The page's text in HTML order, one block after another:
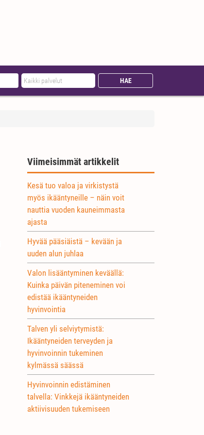
Viimeisimmät artikkelit
Kesä tuo valoa ja virkistystä
myös ikääntyneille – näin voit
nauttia vuoden kauneimmasta
ajasta
Hyvää pääsiäistä – kevään ja
uuden alun juhlaa
Valon lisääntyminen keväällä:
Kuinka päivän piteneminen voi
edistää ikääntyneiden
hyvinvointia
Talven yli selviytymistä:
Ikääntyneiden terveyden ja
hyvinvoinnin tukeminen
kylmässä säässä
Hyvinvoinnin edistäminen
talvella: Vinkkejä ikääntyneiden
aktiivisuuden tukemiseen